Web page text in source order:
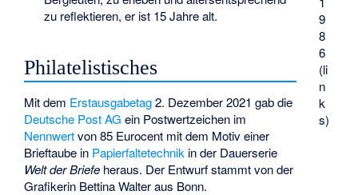
9
8
6
(li
n
k
s)
zu reflektieren, er ist 15 Jahre alt.
Philatelistisches
Mit dem Erstausgabetag2. Dezember 2021 gab die
Deutsche Post AG ein Postwertzeichen im
Nennwertvon 85 Eurocent mit dem Motiv einer
Brieftaube in Papierfaltetechnik in der Dauerserie
Welt der Briefe heraus. Der Entwurf stammt von der
Grafikerin Bettina Walter aus Bonn.